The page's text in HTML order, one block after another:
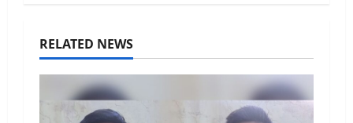
RELATED NEWS